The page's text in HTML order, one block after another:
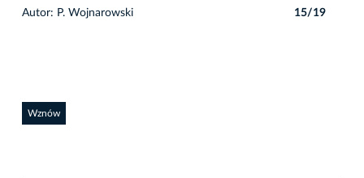
Autor: P. Wojnarowski 15/19
Wznów